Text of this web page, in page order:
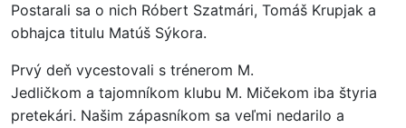
Postarali sa o nich Róbert Szatmári, Tomáš Krupjak a
obhajca titulu Matúš Sýkora.
Prvý deň vycestovali s trénerom M.
Jedličkom a tajomníkom klubu M. Mičekom iba štyria
pretekári. Našim zápasníkom sa veľmi nedarilo a